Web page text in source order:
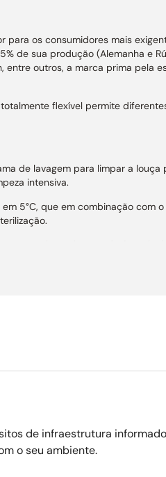
os consumidores mais
de sua produção (Alemanha e
entre outros, a marca prima
flexível permite
de lavagem para limpar a
intensiva.
5°C, que em combinação com
garante um alto desempenho
de infraestrutura
o seu ambiente.